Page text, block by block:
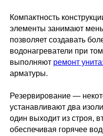
Компактность
элементы занимают
позволяет создавать
водонагреватели при
выполняют ремонт
арматуры.
Резервирование —
устанавливают два
один выходит из строя,
обеспечивая горячее